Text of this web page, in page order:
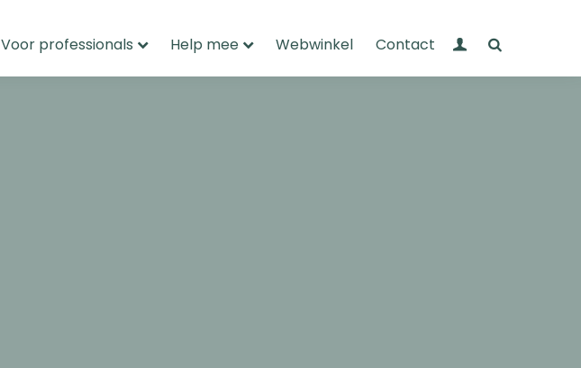
Voor professionals Help mee Webwinkel Contact Mijn Wandelnet